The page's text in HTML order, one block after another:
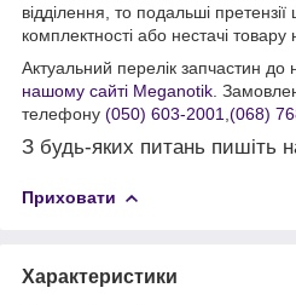
відділення, то подальші претензії
комплектності або нестачі
Актуальний перелік запчастин до
нашому сайті Meganotik .
телефону (050) 603-2001 (068)
З будь-яких питань пишіть
Приховати
Характеристики